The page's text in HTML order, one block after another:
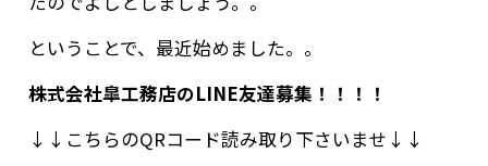
ということで、最近始めました。。
株式会社皐工務店のLINE友達募集！！！！
↓↓こちらのQRコード読み取り下さいませ↓↓